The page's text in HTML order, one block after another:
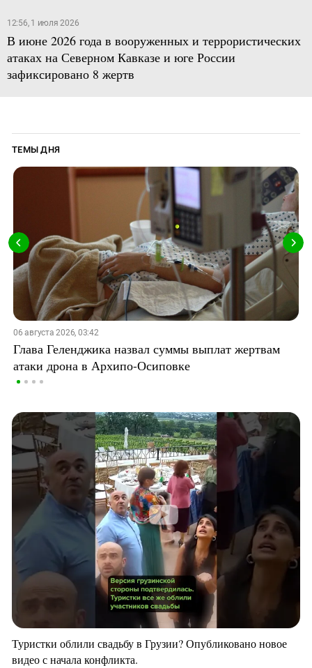
12:56, 1 июля 2026
В июне 2026 года в вооруженных и террористических
атаках на Северном Кавказе и юге России
зафиксировано 8 жертв
ТЕМЫ ДНЯ
06 августа 2026, 03:42
Глава Геленджика назвал суммы выплат жертвам
атаки дрона в Архипо-Осиповке
Туристки облили свадьбу в Грузии? Опубликовано новое
видео с начала конфликта.